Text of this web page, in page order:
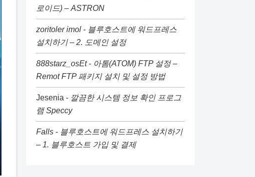
로이드) – ASTRON
zoritoler imol - 블루호스트에 워드프레스
설치하기 – 2. 도메인 설정
888starz_osEt- 아톰(ATOM) FTP 설정 –
Remot FTP 패키지 설치 및 설정 방법
Jesenia - 깔끔한 시스템 정보 확인 프로그
램 Speccy
Falls - 블루호스트에 워드프레스 설치하기
– 1. 블루호스트 가입 및 결제